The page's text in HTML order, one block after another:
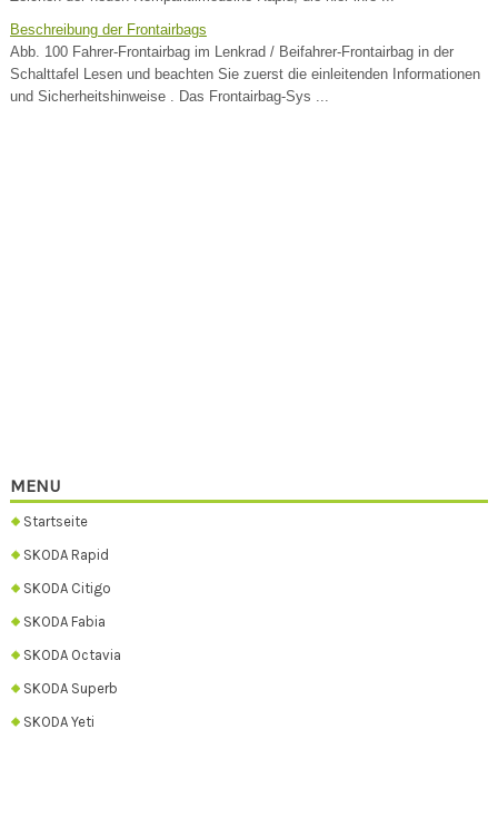
Beschreibung der Frontairbags
Abb. 100 Fahrer-Frontairbag im Lenkrad / Beifahrer-Frontairbag in der
Schalttafel Lesen und beachten Sie zuerst die einleitenden Informationen
und Sicherheitshinweise . Das Frontairbag-Sys ...
MENU
Startseite
SKODA Rapid
SKODA Citigo
SKODA Fabia
SKODA Octavia
SKODA Superb
SKODA Yeti